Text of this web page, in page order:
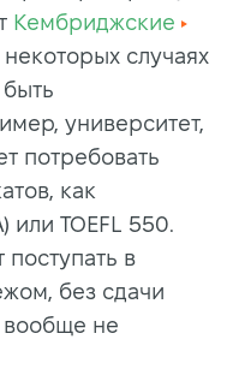
Кембриджские
некоторых случаях
университет,
потребовать
как
TOEFL 550.
поступать в
без сдачи
вообще не